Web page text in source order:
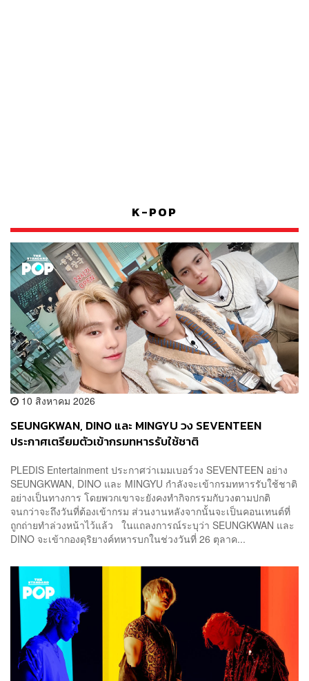
K-POP
10 สิงหาคม 2026
SEUNGKWAN, DINO และ MINGYU วง SEVENTEEN
ประกาศเตรียมตัวเข้ากรมทหารรับใช้ชาติ
PLEDIS Entertainment ประกาศว่าเมมเบอร์วง SEVENTEEN อย่าง
SEUNGKWAN, DINO และ MINGYU กำลังจะเข้ากรมทหารรับใช้ชาติ
อย่างเป็นทางการ โดยพวกเขาจะยังคงทำกิจกรรมกับวงตามปกติ
จนกว่าจะถึงวันที่ต้องเข้ากรม ส่วนงานหลังจากนั้นจะเป็นคอนเทนต์ที่
ถูกถ่ายทำล่วงหน้าไว้แล้ว ในแถลงการณ์ระบุว่า SEUNGKWAN และ
DINO จะเข้ากองดุริยางค์ทหารบกในช่วงวันที่ 26 ตุลาค...